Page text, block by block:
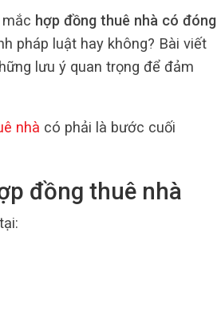
hợp đồng thuê nhà có đóng
pháp luật hay không? Bài viết
lưu ý quan trọng để đảm
nhà có phải là bước cuối
đồng thuê nhà